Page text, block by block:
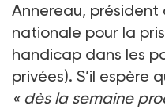
Annereau, président
nationale pour la
handicap dans les
privées). S’il espère
« dès la semaine